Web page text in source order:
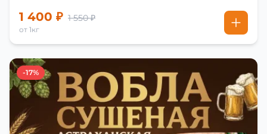
1 400 ₽ 1 550 ₽
от 1кг
-17%